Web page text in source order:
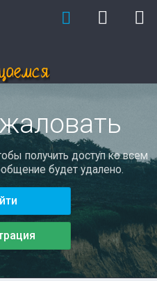
получить доступ ко всем
будет удалено.